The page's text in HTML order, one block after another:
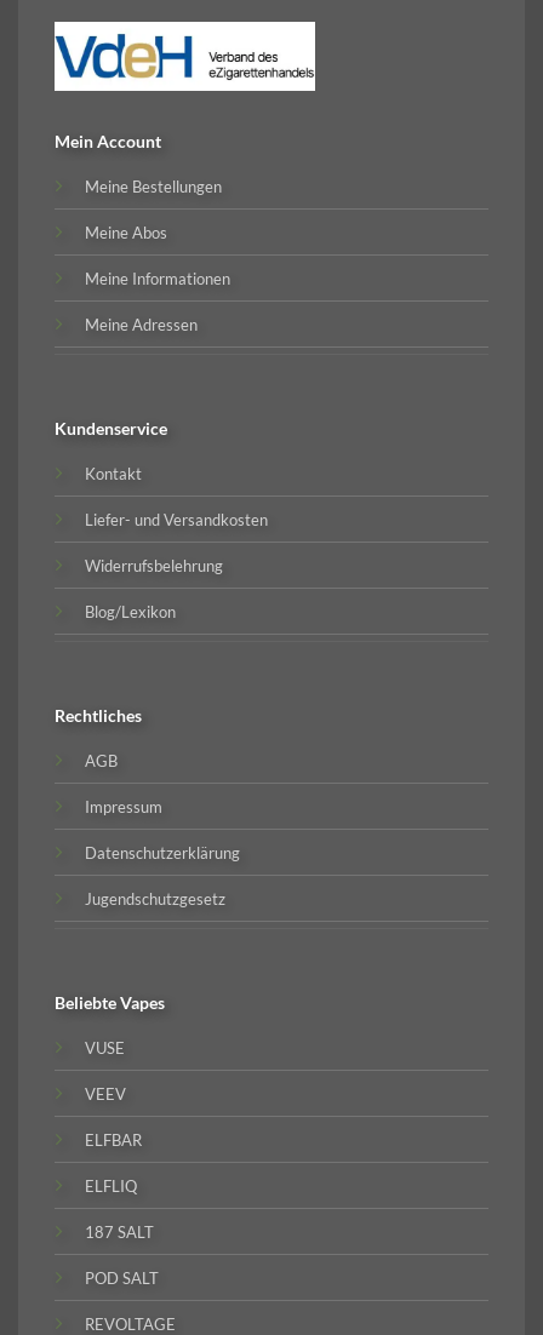
Mein Account
Meine Bestellungen
Meine Abos
Meine Informationen
Meine Adressen
Kundenservice
Kontakt
Liefer- und Versandkosten
Widerrufsbelehrung
Blog/Lexikon
Rechtliches
AGB
Impressum
Datenschutzerklärung
Jugendschutzgesetz
BeliebteVapes
VUSE
VEEV
ELFBAR
ELFLIQ
187 SALT
POD SALT
REVOLTAGE